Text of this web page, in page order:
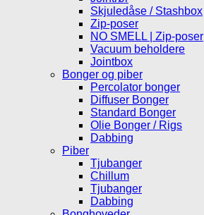
Skjuledåse / Stashbox
Zip-poser
NO SMELL | Zip-poser
Vacuum beholdere
Jointbox
Bonger og piber
Percolator bonger
Diffuser Bonger
Standard Bonger
Olie Bonger / Rigs
Dabbing
Piber
Tjubanger
Chillum
Tjubanger
Dabbing